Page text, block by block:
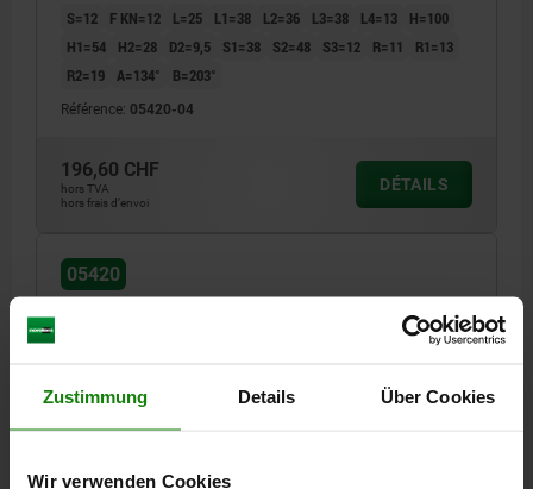
Zustimmung Details Über Cookies
Wir verwenden Cookies
S=12 F KN=12 L=25 L1=38 L2=36 L3=38 L4=13
H=100
H1=54
H2=28 D2=9,5 S1=38 S2=48 S3=12 R=11
R1=13
R2=19 Α=134° Β=203°
Référence: 05420-04
196,60 CHF
hors TVA
hors frais d’envoi
DÉTAILS
05420
SAUTERELLE ACIER, VERSION LOURDE